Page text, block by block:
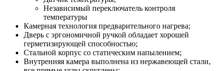
Независимый переключатель контроля
температуры
Камерная технология предварительного нагрева;
Дверь с эргономичной ручкой обладает хорошей
герметизирующей способностью;
Стальной корпус со статическим напылением;
Внутренняя камера выполнена из нержавеющей стали,